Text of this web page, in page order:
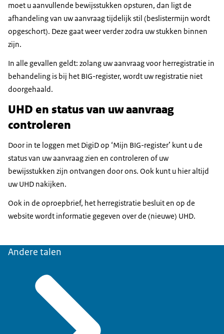
moet u aanvullende bewijsstukken opsturen, dan ligt de
afhandeling van uw aanvraag tijdelijk stil (beslistermijn wordt
opgeschort). Deze gaat weer verder zodra uw stukken binnen
zijn.
In alle gevallen geldt: zolang uw aanvraag voor herregistratie in
behandeling is bij het BIG-register, wordt uw registratie niet
doorgehaald.
UHD en status van uw aanvraag
controleren
Door in te loggen met DigiD op ‘Mijn BIG-register’ kunt u de
status van uw aanvraag zien en controleren of uw
bewijsstukken zijn ontvangen door ons. Ook kunt u hier altijd
uw UHD nakijken.
Ook in de oproepbrief, het herregistratie besluit en op de
website wordt informatie gegeven over de (nieuwe) UHD.
Andere talen